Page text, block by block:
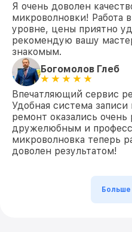
Я очень доволен
микроволновки! Работа
уровне, цены приятно
рекомендую вашу
знакомым.
Богомолов Глеб
Впечатляющий сервис
Удобная система
ремонт оказались
дружелюбным и
микроволновка теперь
доволен результатом!